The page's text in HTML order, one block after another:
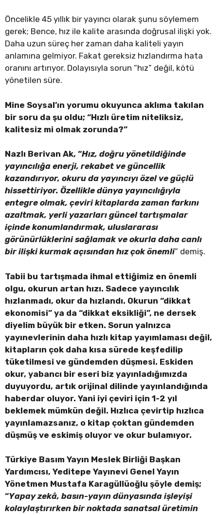
Öncelikle 45 yıllık bir yayıncı olarak şunu söylemem
gerek; Bence, hız ile kalite arasında doğrusal ilişki yok.
Daha uzun süreç her zaman daha kaliteli yayın
anlamına gelmiyor. Fakat gereksiz hızlandırma hata
oranını artırıyor. Dolayısıyla sorun “hız” değil, kötü
yönetilen süre.
Mine Soysal’ın yorumu okuyunca aklıma takılan
bir soru da şu oldu; “Hızlı üretim niteliksiz,
kalitesiz mi olmak zorunda?”
Nazlı Berivan Ak, “Hız, doğru yönetildiğinde
yayıncılığa enerji, rekabet ve güncellik
kazandırıyor, okuru da yayıncıyı özel ve güçlü
hissettiriyor. Özellikle dünya yayıncılığıyla
entegre olmak, çeviri kitaplarda zaman farkını
azaltmak, yerli yazarları güncel tartışmalar
içinde konumlandırmak, uluslararası
görünürlüklerini sağlamak ve okurla daha canlı
bir ilişki kurmak açısından hız çok önemli” demiş.
Tabii bu tartışmada ihmal ettiğimiz en önemli
olgu, okurun artan hızı. Sadece yayıncılık
hızlanmadı, okur da hızlandı. Okurun “dikkat
ekonomisi” ya da “dikkat eksikliği”, ne dersek
diyelim büyük bir etken. Sorun yalnızca
yayınevlerinin daha hızlı kitap yayımlaması değil,
kitapların çok daha kısa sürede keşfedilip
tüketilmesi ve gündemden düşmesi. Eskiden
okur, yabancı bir eseri biz yayınladığımızda
duyuyordu, artık orijinal dilinde yayınlandığında
haberdar oluyor. Yani iyi çeviri için 1-2 yıl
beklemek mümkün değil. Hızlıca çevirtip hızlıca
yayınlamazsanız, o kitap çoktan gündemden
düşmüş ve eskimiş oluyor ve okur bulamıyor.
Türkiye Basım Yayın Meslek Birliği Başkan
Yardımcısı, Yeditepe Yayınevi Genel Yayın
Yönetmen Mustafa Karagüllüoğlu şöyle demiş;
“Yapay zekâ, basın-yayın dünyasında işleyişi
kolaylaştırırken bir noktada sanatsal üretimin